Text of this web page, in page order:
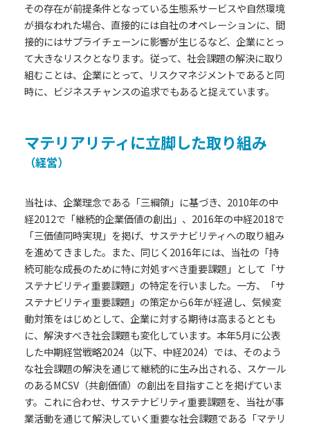
その存在が前提条件となっている生態系サービスや自然環境
が損なわれた場合、直接的には自社のオペレーションに、間
接的にはサプライチェーンに影響が生じるなど、企業にとっ
て大きなリスクとなります。従って、社会課題の解決に取り
組むことは、企業にとって、リスクマネジメントであると同
時に、ビジネスチャンスの追求でもあると捉えています。
マテリアリティに立脚した取り組み
（経営）
当社は、企業理念である「三綱領」に基づき、2010年の中
経2012で「継続的企業価値の創出」、2016年の中経2018で
「三価値同時実現」を掲げ、サステナビリティへの取り組み
を進めてきました。また、同じく2016年には、当社の「持
続可能な成長のために特に対処すべき重要課題」として「サ
ステナビリティ重要課題」の特定を行いました。一方、「サ
ステナビリティ重要課題」の策定から6年が経過し、気候変
動対策をはじめとして、企業に対する期待は高まるととも
に、解決すべき社会課題も変化しています。本年5月に公表
した中期経営戦略2024（以下、中経2024）では、そのよう
な社会課題の解決を通じて継続的に生み出される、スケール
のあるMCSV（共創価値）の創出を目指すことを掲げていま
す。これに合わせ、サステナビリティ重要課題を、当社が事
業活動を通じて解決していく重要な社会課題である「マテリ